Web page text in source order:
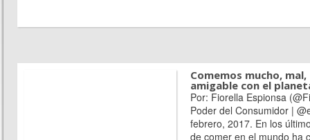
Comemos mucho,
amigable con el
Por: Fiorella Espionsa
Poder del Consumidor |
febrero, 2017. En los
de comer en el mundo ha